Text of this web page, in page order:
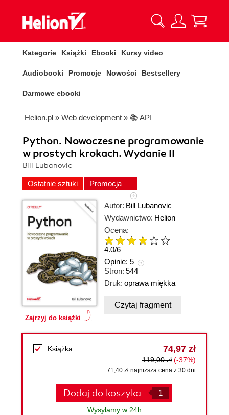
Kategorie Książki Ebooki Kursy video
Audiobooki Promocje Nowości Bestsellery
Darmowe ebooki
Helion.pl » Web development » 📚 API
Python. Nowoczesne programowanie
w prostych krokach. Wydanie II
Bill Lubanovic
Ostatnie sztuki Promocja
Zajrzyj do książki
Autor: Bill Lubanovic
Wydawnictwo: Helion
Ocena:
4.0/6
Opinie: 5
Stron: 544
Druk: oprawa miękka
Czytaj fragment
Książka 74,97 zł
119,00 zł (-37%)
71,40 zł najniższa cena z 30 dni
Dodaj do koszyka
Wysyłamy w 24h